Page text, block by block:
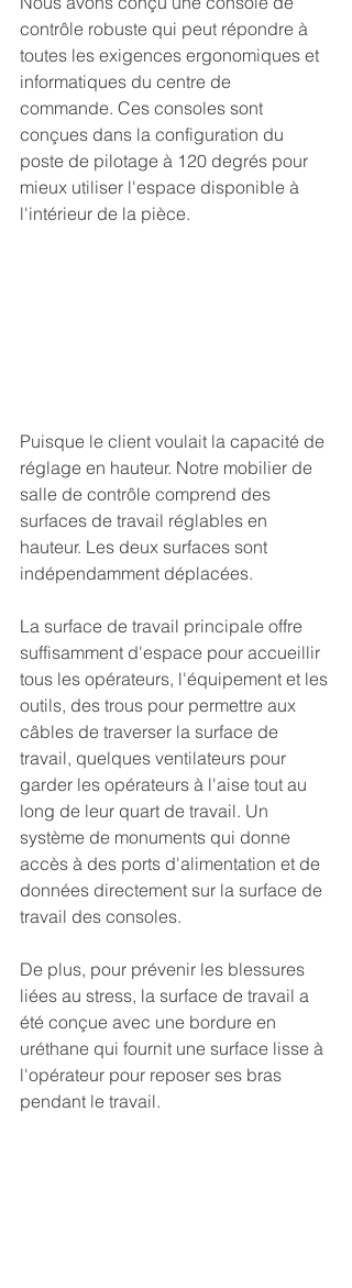
contrôle robuste qui peut répondre à
toutes les exigences ergonomiques et
informatiques du centre de
commande. Ces consoles sont
conçues dans la configuration du
poste de pilotage à 120 degrés pour
mieux utiliser l'espace disponible à
l'intérieur de la pièce.
Puisque le client voulait la capacité de
réglage en hauteur. Notre mobilier de
salle de contrôle comprend des
surfaces de travail réglables en
hauteur. Les deux surfaces sont
indépendamment déplacées.
La surface de travail principale offre
suffisamment d'espace pour accueillir
tous les opérateurs, l'équipement et les
outils, des trous pour permettre aux
câbles de traverser la surface de
travail, quelques ventilateurs pour
garder les opérateurs à l'aise tout au
long de leur quart de travail. Un
système de monuments qui donne
accès à des ports d'alimentation et de
données directement sur la surface de
travail des consoles.
De plus, pour prévenir les blessures
liées au stress, la surface de travail a
été conçue avec une bordure en
uréthane qui fournit une surface lisse à
l'opérateur pour reposer ses bras
pendant le travail.